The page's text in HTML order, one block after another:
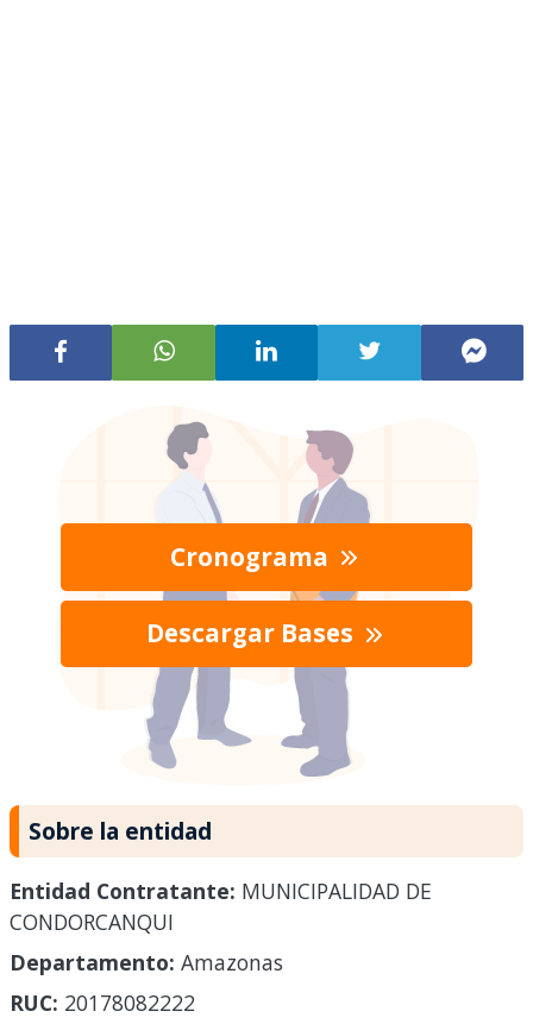
Cronograma
Descargar Bases
Sobre la entidad
Entidad Contratante: MUNICIPALIDAD DE
CONDORCANQUI
Departamento: Amazonas
RUC: 20178082222